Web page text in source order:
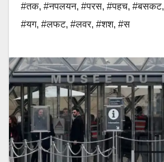
#तक, #नपलयन, #परस, #पहच, #बसकट,
#यग, #लफट, #लवर, #शश, #स